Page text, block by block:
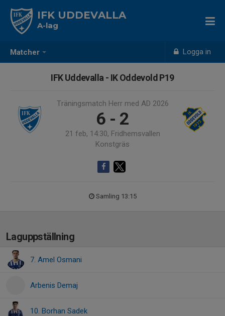
Matcher Logga in
IFK UDDEVALLA
A-lag
IFK Uddevalla - IK Oddevold P19
Träningsmatch Herr med AD 2026
6 - 2
21 feb, 14:30, Fridhemsvallen
Konstgräs
Samling 13:15
Laguppställning
7. Amel Osmani
Arbenis Demaj
10. Borhan Sadek